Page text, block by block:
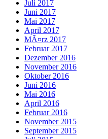
Juli 2017
Juni 2017
Mai 2017
April 2017
MÃ¤rz 2017
Februar 2017
Dezember 2016
November 2016
Oktober 2016
Juni 2016
Mai 2016
April 2016
Februar 2016
November 2015
September 2015